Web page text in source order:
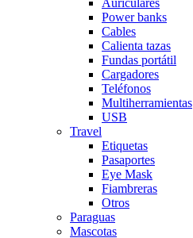
Power banks
Cables
Calienta tazas
Fundas portátil
Cargadores
Teléfonos
Multiherramientas
USB
Travel
Etiquetas
Pasaportes
Eye Mask
Fiambreras
Otros
Paraguas
Mascotas